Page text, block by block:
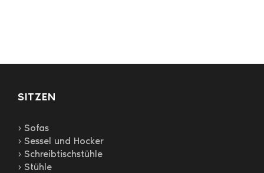
der
SITZEN
› Sofas
› Sessel und Hocker
› Schreibtischstühle
› Stühle